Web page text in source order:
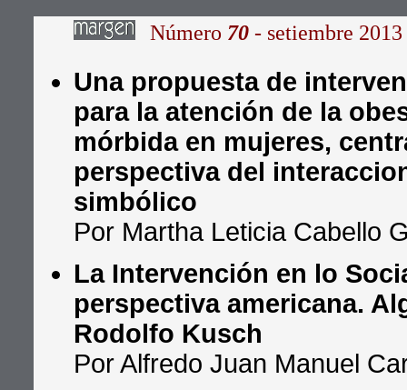
Número 70 - setiembre 2013
Una propuesta de
para la atención de la
mórbida en mujeres,
perspectiva del
simbólico
Por Martha Leticia Cabello
La Intervención en lo
perspectiva americana.
Rodolfo Kusch
Por Alfredo Juan Manuel